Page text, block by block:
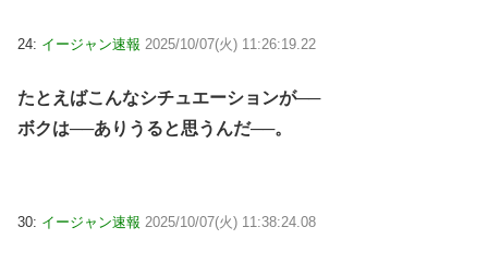
24: イージャン速報 2025/10/07(火) 11:26:19.22
たとえばこんなシチュエーションが──
ボクは──ありうると思うんだ──。
30: イージャン速報 2025/10/07(火) 11:38:24.08